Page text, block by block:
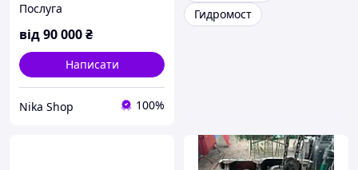
гідроагрегатів малих ГЕС.
Послуга
від90 000₴
Написати
Nika Shop 100%
Гидромост